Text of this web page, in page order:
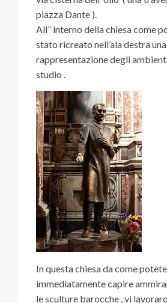
piazza Dante ).
All” interno della chiesa come
stato ricreato nell’ala destra
rappresentazione degli
studio .
In questa chiesa da come potete
immediatamente capire
le sculture barocche , vi